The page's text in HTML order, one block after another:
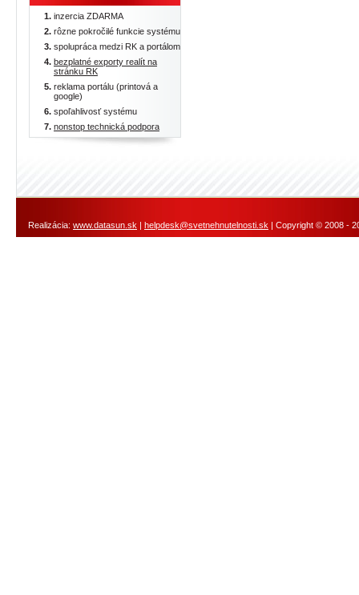
inzercia ZDARMA
rôzne pokročilé funkcie systému
spolupráca medzi RK a portálom
bezplatné exporty realít na
stránku RK
reklama portálu (printová a
google)
spoľahlivosť systému
nonstop technická podpora
Realizácia: www.datasun.sk | helpdesk@svetnehnutelnosti.sk | Copyright © 2008 -